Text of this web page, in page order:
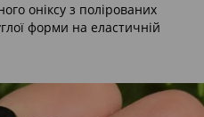
оніксу з полірованих
форми на еластичній